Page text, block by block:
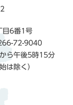
目6番1号
72-9040
ら午後5時15分
は除く）